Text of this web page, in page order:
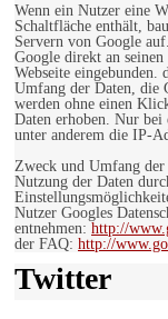
Wenn ein Nutzer eine
Schaltfläche enthält,
Servern von Google
Google direkt an
Webseite eingebunden.
Umfang der Daten, die
werden ohne einen
Daten erhoben. Nur bei
unter anderem die IP-
Zweck und Umfang der
Nutzung der Daten
Nutzer Googles
entnehmen: http://
der FAQ: http://
Twitter